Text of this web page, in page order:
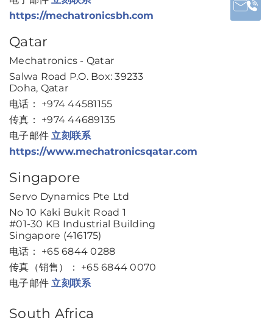
https://mechatronicsbh.com
Qatar
Mechatronics - Qatar
Salwa Road P.O. Box: 39233
Doha, Qatar
电话： +974 44581155
传真： +974 44689135
电子邮件立刻联系
https://www.mechatronicsqatar.com
Singapore
Servo Dynamics Pte Ltd
No 10 Kaki Bukit Road 1
#01-30 KB Industrial Building
Singapore (416175)
电话： +65 6844 0288
传真（销售）： +65 6844 0070
电子邮件立刻联系
South Africa